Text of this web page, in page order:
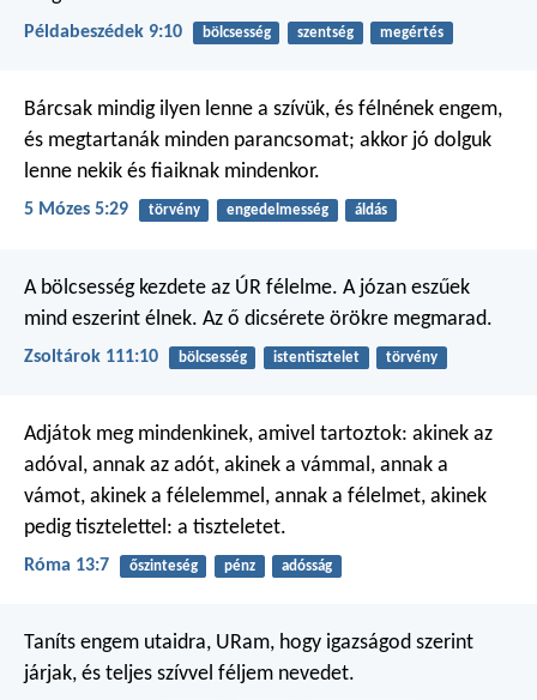
Példabeszédek 9:10 bölcsesség szentség megértés
Bárcsak mindig ilyen lenne a szívük, és félnének engem,
és megtartanák minden parancsomat; akkor jó dolguk
lenne nekik és fiaiknak mindenkor.
5 Mózes 5:29 törvény engedelmesség áldás
A bölcsesség kezdete az ÚR félelme. A józan eszűek
mind eszerint élnek. Az ő dicsérete örökre megmarad.
Zsoltárok 111:10 bölcsesség istentisztelet törvény
Adjátok meg mindenkinek, amivel tartoztok: akinek az
adóval, annak az adót, akinek a vámmal, annak a
vámot, akinek a félelemmel, annak a félelmet, akinek
pedig tisztelettel: a tiszteletet.
Róma 13:7 őszinteség pénz adósság
Taníts engem utaidra, URam, hogy igazságod szerint
járjak, és teljes szívvel féljem nevedet.